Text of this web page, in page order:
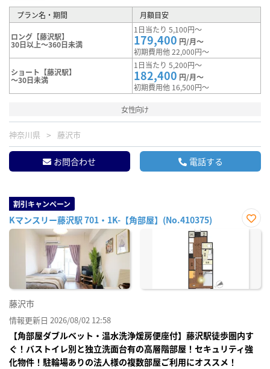
プラン名・期間 月額目安
ロング【藤沢駅】
30日以上～360日未満
1日当たり 5,100円～
179,400 円/月～
初期費用他 22,000円～
ショート【藤沢駅】
～30日未満
1日当たり 5,200円～
182,400 円/月～
初期費用他 16,500円～
女性向け
神奈川県 藤沢市
お問合わせ 電話する
割引キャンペーン
Kマンスリー藤沢駅 701・1K-【角部屋】(No.410375)
お気
藤沢市
情報更新日 2026/08/02 12:58
【角部屋ダブルベット・温水洗浄煖房便座付】藤沢駅徒歩圏内す
ぐ！バストイレ別と独立洗面台有の高層階部屋！セキュリティ強
化物件！駐輪場ありの法人様の複数部屋ご利用にオススメ！